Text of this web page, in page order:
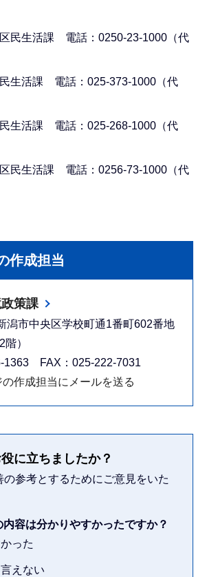
民生活課 電話：0250-23-1000（代
生活課 電話：025-373-1000（代
生活課 電話：025-268-1000（代
民生活課 電話：0256-73-1000（代
作成担当
策課
市中央区学校町通1番町602番地
）
1363 FAX：025-222-7031
の作成担当にメールを送る
に立ちましたか？
の参考とするためにご意見をいた
内容は分かりやすかったですか？
った
えない